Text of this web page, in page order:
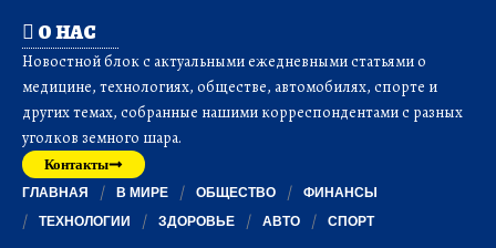
О НАС
Новостной блок с актуальными ежедневными статьями о
медицине, технологиях, обществе, автомобилях, спорте и
других темах, собранные нашими корреспондентами с разных
уголков земного шара.
Контакты
ГЛАВНАЯ В МИРЕ ОБЩЕСТВО
ФИНАНСЫ
ТЕХНОЛОГИИ
ЗДОРОВЬЕ АВТО СПОРТ